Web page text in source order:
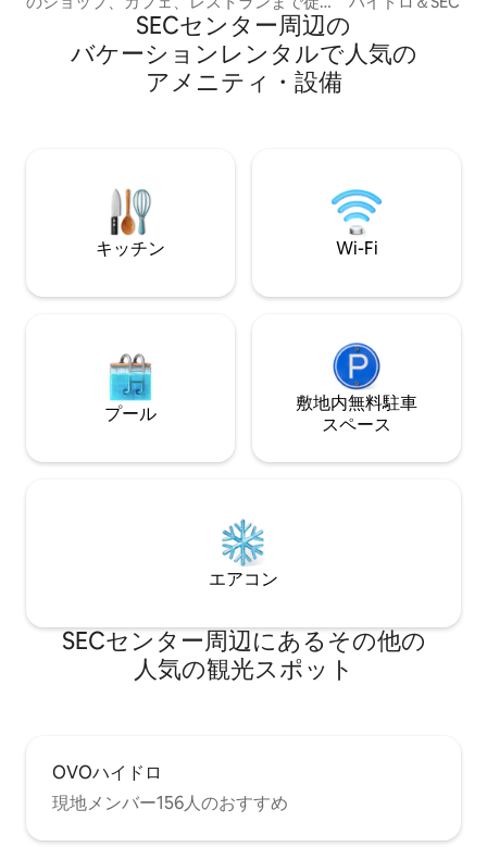
ハウスの1階、 広々としたリビングルーム
には暖炉、ダイニングテーブルがありま
す。設備の整ったキッチンには冷蔵庫、
たくさんあるバスルーム、独立したバス
タブ、ウォークインシャワー。 高速Wi-
Fi。50インチテレビ。Alexaミュージッ
ク。ヒートコントロール
歩2分、市街地まで
高速スカイブロー
産性を高めましょう ★ ★ 心のこ
メニティ：無料の
糖、洗面用具、
SECセンター⁠周⁠辺⁠の
バ⁠ケ⁠ー⁠シ⁠ョ⁠ン⁠レ⁠ン⁠タ⁠ル⁠で人⁠気⁠の
ア⁠メ⁠ニ⁠テ⁠ィ⁠・⁠設⁠備
キッチン Wi-Fi
プール
敷地内無料駐⁠車
ス⁠ペ⁠ー⁠ス
エアコン
SECセンター⁠周⁠辺⁠に⁠あ⁠るそ⁠の⁠他⁠の
人⁠気⁠の観⁠光⁠ス⁠ポ⁠ッ⁠ト
OVOハイドロ
現地メンバー156人のおすすめ